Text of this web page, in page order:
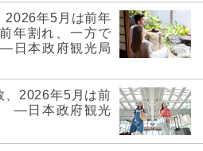
2026年5月は前年
年割れ、一方で
日本政府観光局
、2026年5月は前
―日本政府観光